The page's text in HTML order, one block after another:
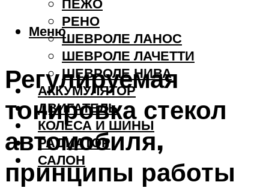
ПЕЖО
РЕНО
ШЕВРОЛЕ ЛАНОС
ШЕВРОЛЕ ЛАЧЕТТИ
ШЕВРОЛЕ НИВА
АККУМУЛЯТОР
ДВИГАТЕЛЬ
КОЛЕСА И ШИНЫ
РАДИАТОР
САЛОН
Меню
Регулируемая
тонировка стекол
автомобиля,
принципы работы